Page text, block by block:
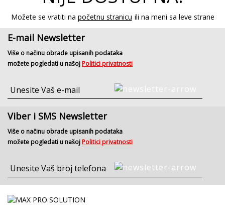
Možete se vratiti na početnu stranicu ili na meni sa leve strane
E-mail Newsletter
Više o načinu obrade upisanih podataka
možete pogledati u našoj Politici privatnosti
Viber i SMS Newsletter
Više o načinu obrade upisanih podataka
možete pogledati u našoj Politici privatnosti